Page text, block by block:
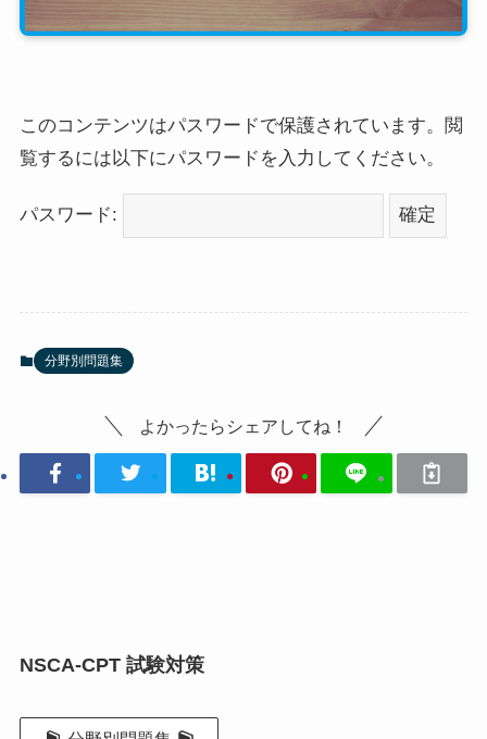
このコンテンツはパスワードで保護されています。閲
覧するには以下にパスワードを入力してください。
パスワード:
分野別問題集
よかったらシェアしてね！
NSCA-CPT 試験対策